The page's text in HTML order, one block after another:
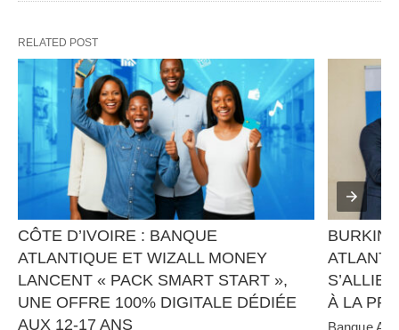
RELATED POST
CÔTE D’IVOIRE : BANQUE
ATLANTIQUE ET WIZALL MONEY
LANCENT « PACK SMART START »,
UNE OFFRE 100% DIGITALE DÉDIÉE
AUX 12-17 ANS
À LA